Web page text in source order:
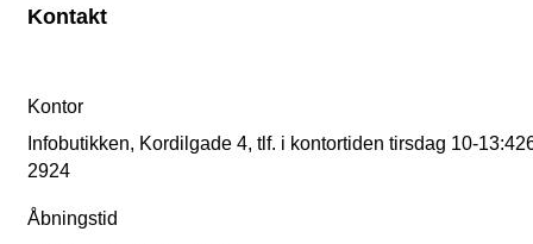
Kontakt
Kontor
Infobutikken, Kordilgade 4, tlf. i kontortiden tirsdag 10-
2924
Åbningstid